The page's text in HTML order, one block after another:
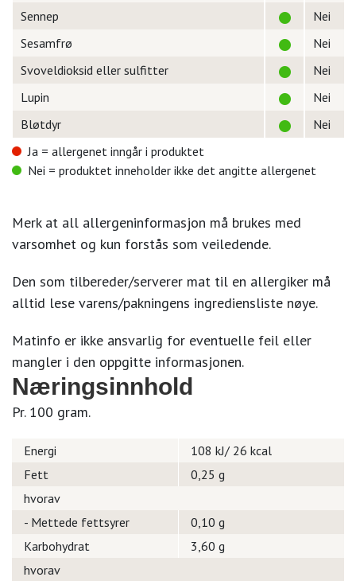
Sennep
Nei
Sesamfrø
Nei
Svoveldioksid eller sulfitter
Nei
Lupin
Nei
Bløtdyr
Nei
Ja = allergenet inngår i produktet
Nei = produktet inneholder ikke det angitte allergenet
Merk at all allergeninformasjon må brukes med
varsomhet og kun forstås som veiledende.
Den som tilbereder/serverer mat til en allergiker må
alltid lese varens/pakningens ingrediensliste nøye.
Matinfo er ikke ansvarlig for eventuelle feil eller
mangler i den oppgitte informasjonen.
Næringsinnhold
Pr. 100 gram.
Energi
108 kJ/ 26 kcal
Fett
0,25 g
hvorav
- Mettede fettsyrer
0,10 g
Karbohydrat
3,60 g
hvorav